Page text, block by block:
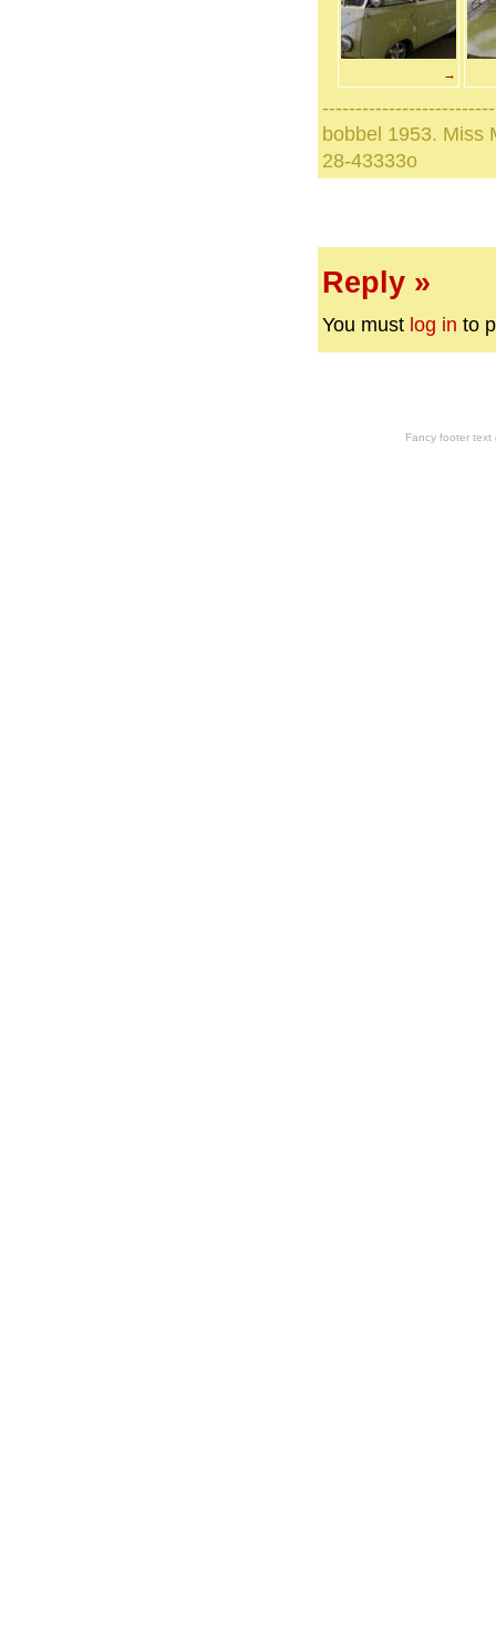
→
bobbel 1953. Miss
28-43333o
Reply »
You must log in to
Fancy footer